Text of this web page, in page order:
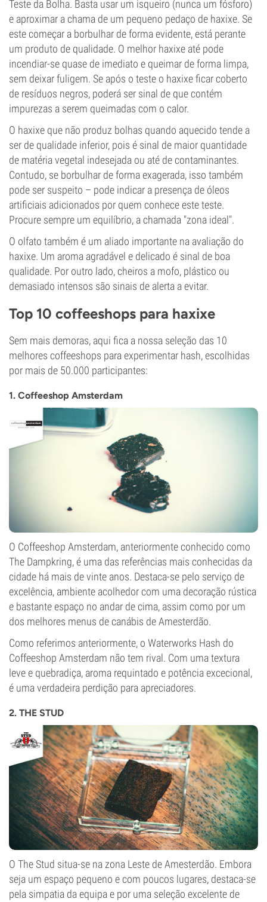
Teste da Bolha. Basta usar um isqueiro (nunca um fósforo)
e aproximar a chama de um pequeno pedaço de haxixe. Se
este começar a borbulhar de forma evidente, está perante
um produto de qualidade. O melhor haxixe até pode
incendiar-se quase de imediato e queimar de forma limpa,
sem deixar fuligem. Se após o teste o haxixe ficar coberto
de resíduos negros, poderá ser sinal de que contém
impurezas a serem queimadas com o calor.
O haxixe que não produz bolhas quando aquecido tende a
ser de qualidade inferior, pois é sinal de maior quantidade
de matéria vegetal indesejada ou até de contaminantes.
Contudo, se borbulhar de forma exagerada, isso também
pode ser suspeito – pode indicar a presença de óleos
artificiais adicionados por quem conhece este teste.
Procure sempre um equilíbrio, a chamada "zona ideal".
O olfato também é um aliado importante na avaliação do
haxixe. Um aroma agradável e delicado é sinal de boa
qualidade. Por outro lado, cheiros a mofo, plástico ou
demasiado intensos são sinais de alerta a evitar.
Top 10 coffeeshops para haxixe
Sem mais demoras, aqui fica a nossa seleção das 10
melhores coffeeshops para experimentar hash, escolhidas
por mais de 50.000 participantes:
1. Coffeeshop Amsterdam
O Coffeeshop Amsterdam, anteriormente conhecido como
The Dampkring, é uma das referências mais conhecidas da
cidade há mais de vinte anos. Destaca-se pelo serviço de
excelência, ambiente acolhedor com uma decoração rústica
e bastante espaço no andar de cima, assim como por um
dos melhores menus de canábis de Amesterdão.
Como referimos anteriormente, o Waterworks Hash do
Coffeeshop Amsterdam não tem rival. Com uma textura
leve e quebradiça, aroma requintado e potência excecional,
é uma verdadeira perdição para apreciadores.
2. THE STUD
O The Stud situa-se na zona Leste de Amesterdão. Embora
seja um espaço pequeno e com poucos lugares, destaca-se
pela simpatia da equipa e por uma seleção excelente de